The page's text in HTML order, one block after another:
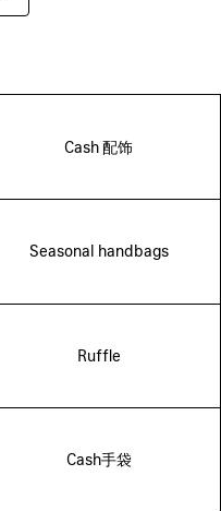
Cash 配饰
Seasonal handbags
Ruffle
Cash手袋